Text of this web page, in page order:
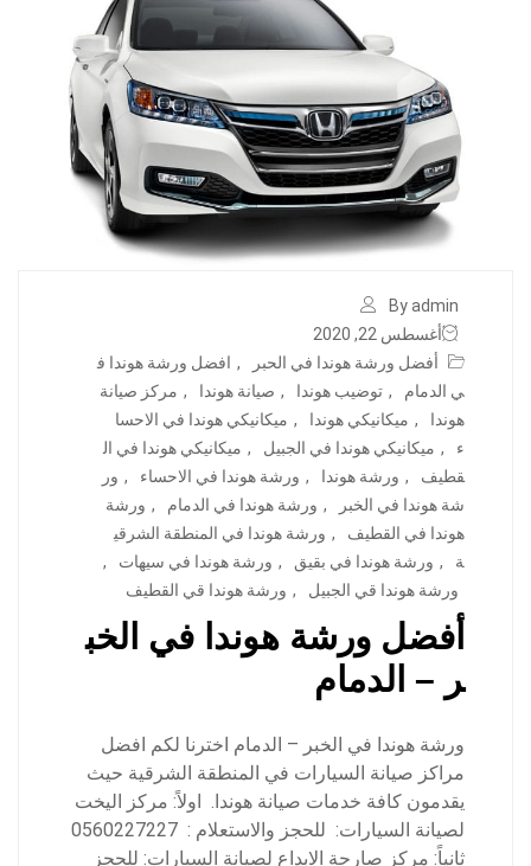
By admin
أغسطس 22, 2020
أفضل ورشة هوندا في الحبر
, افضل ورشة هوندا ف
ي الدمام
, توضيب هوندا , صيانة هوندا , مركز صيانة
هوندا
, ميكانيكي هوندا , ميكانيكي هوندا في الاحسا
ء
, ميكانيكي هوندا في الجبيل , ميكانيكي هوندا في ال
قطيف
, ورشة هوندا , ورشة هوندا في الاحساء , ور
شة هوندا في الخبر
, ورشة هوندا في الدمام , ورشة
هوندا في القطيف
, ورشة هوندا في المنطقة الشرقي
ة
, ورشة هوندا في بقيق , ورشة هوندا في سيهات
,
ورشة هوندا قي الجبيل
, ورشة هوندا قي القطيف
أفضل ورشة هوندا في الخب
ر – الدمام
ورشة هوندا في الخبر – الدمام اخترنا لكم افضل
مراكز صيانة السيارات في المنطقة الشرقية حيث
يقدمون كافة خدمات صيانة هوندا. اولاً: مركز اليخت
لصيانة السيارات: للحجز والاستعلام : 0560227227
ثانياً: مركز صارحة الابداع لصيانة السيارات: للحجز